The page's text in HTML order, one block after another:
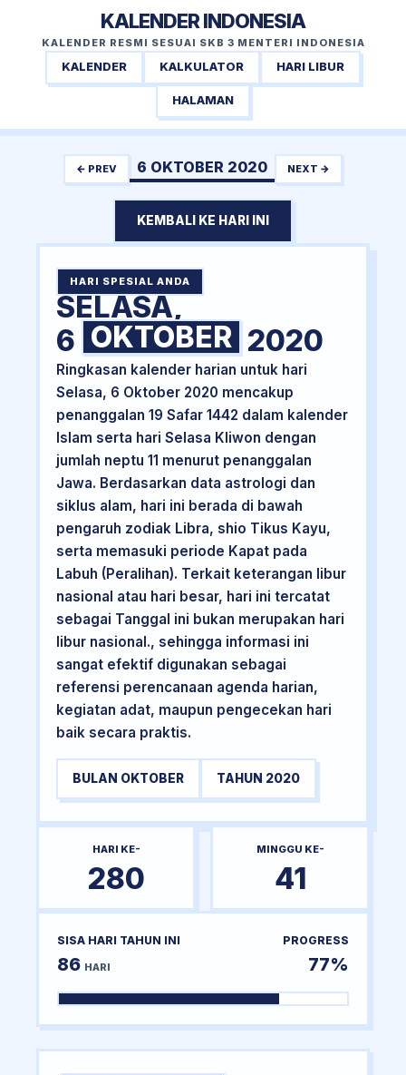
KALENDER INDONESIA
KALENDER RESMI SESUAI SKB 3 MENTERI INDONESIA
KALENDER KALKULATOR HARI LIBUR
HALAMAN
← PREV 6 OKTOBER 2020 NEXT →
KEMBALI KE HARI INI
HARI SPESIAL ANDA
SELASA,
6 OKTOBER 2020
Ringkasan kalender harian untuk hari
Selasa, 6 Oktober 2020 mencakup
penanggalan 19 Safar 1442 dalam kalender
Islam serta hari Selasa Kliwon dengan
jumlah neptu 11 menurut penanggalan
Jawa. Berdasarkan data astrologi dan
siklus alam, hari ini berada di bawah
pengaruh zodiak Libra, shio Tikus Kayu,
serta memasuki periode Kapat pada
Labuh (Peralihan). Terkait keterangan libur
nasional atau hari besar, hari ini tercatat
sebagai Tanggal ini bukan merupakan hari
libur nasional., sehingga informasi ini
sangat efektif digunakan sebagai
referensi perencanaan agenda harian,
kegiatan adat, maupun pengecekan hari
baik secara praktis.
BULAN OKTOBER TAHUN 2020
HARI KE-
280
MINGGU KE-
41
SISA HARI TAHUN INI
86 HARI
PROGRESS
77%